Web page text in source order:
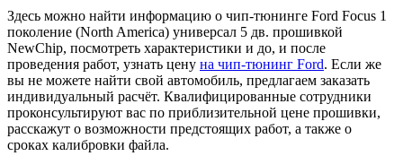
Здесь можно найти информацию о чип-тюнинге Ford Focus 1
поколение (North America) универсал 5 дв. прошивкой
NewChip, посмотреть характеристики и до, и после
проведения работ, узнать цену на чип-тюнинг Ford. Если же
вы не можете найти свой автомобиль, предлагаем заказать
индивидуальный расчёт. Квалифицированные сотрудники
проконсультируют вас по приблизительной цене прошивки,
расскажут о возможности предстоящих работ, а также о
сроках калибровки файла.